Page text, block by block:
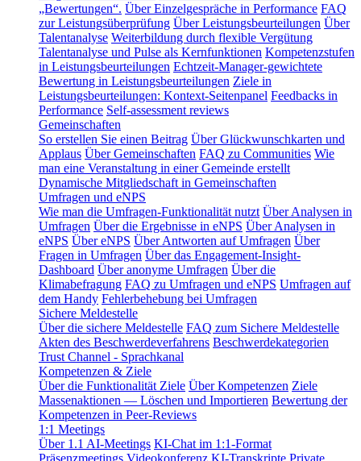
„Bewertungen“. Über Einzelgespräche in Performance FAQ
zur Leistungsüberprüfung Über Leistungsbeurteilungen Über
Talentanalyse Weiterbildung durch flexible Vergütung
Talentanalyse und Pulse als Kernfunktionen Kompetenzstufen
in Leistungsbeurteilungen Echtzeit-Manager-gewichtete
Bewertung in Leistungsbeurteilungen Ziele in
Leistungsbeurteilungen: Kontext-Seitenpanel Feedbacks in
Performance Self-assessment reviews
Gemeinschaften
So erstellen Sie einen Beitrag Über Glückwunschkarten und
Applaus Über Gemeinschaften FAQ zu Communities Wie
man eine Veranstaltung in einer Gemeinde erstellt
Dynamische Mitgliedschaft in Gemeinschaften
Umfragen und eNPS
Wie man die Umfragen-Funktionalität nutzt Über Analysen in
Umfragen Über die Ergebnisse in eNPS Über Analysen in
eNPS Über eNPS Über Antworten auf Umfragen Über
Fragen in Umfragen Über das Engagement-Insight-
Dashboard Über anonyme Umfragen Über die
Klimabefragung FAQ zu Umfragen und eNPS Umfragen auf
dem Handy Fehlerbehebung bei Umfragen
Sichere Meldestelle
Über die sichere Meldestelle FAQ zum Sichere Meldestelle
Akten des Beschwerdeverfahrens Beschwerdekategorien
Trust Channel - Sprachkanal
Kompetenzen & Ziele
Über die Funktionalität Ziele Über Kompetenzen Ziele
Massenaktionen — Löschen und Importieren Bewertung der
Kompetenzen in Peer-Reviews
1:1 Meetings
Über 1.1 AI-Meetings KI-Chat im 1:1-Format
Präsenzmeetings Videokonferenz KI-Transkripte Private